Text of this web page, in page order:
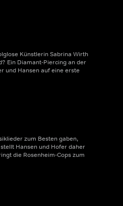
Künstlerin Sabrina Wirth
Ein Diamant-Piercing an der
und Hansen auf eine erste
zum Besten gaben,
Hansen und Hofer daher
die Rosenheim-Cops zum